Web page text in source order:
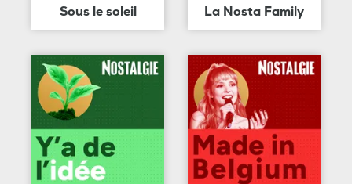
Sous le soleil La Nosta Family